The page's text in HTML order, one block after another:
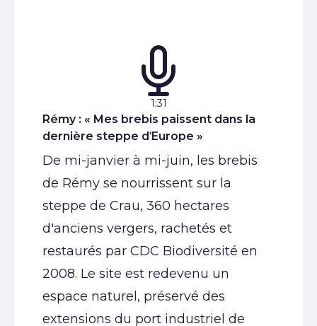
Podcast :
Durée :
1:31
Rémy : « Mes brebis paissent dans la
dernière steppe d’Europe »
De mi-janvier à mi-juin, les brebis
de Rémy se nourrissent sur la
steppe de Crau, 360 hectares
d'anciens vergers, rachetés et
restaurés par CDC Biodiversité en
2008. Le site est redevenu un
espace naturel, préservé des
extensions du port industriel de